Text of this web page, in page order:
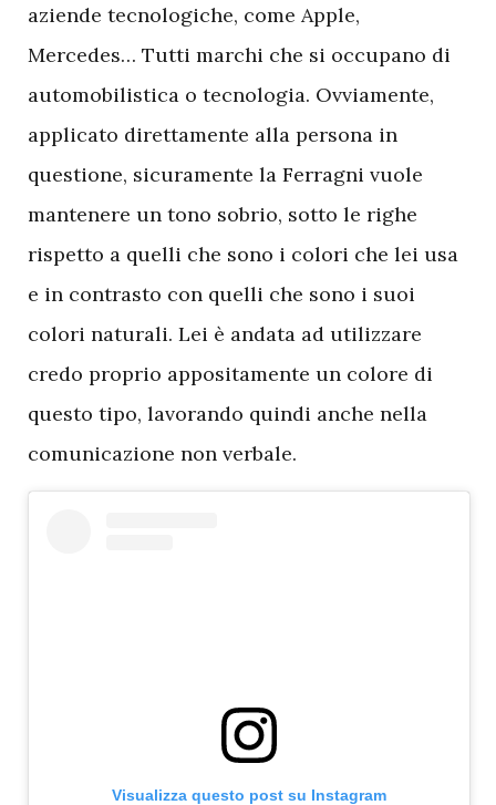
aziende tecnologiche, come Apple,
Mercedes… Tutti marchi che si occupano di
automobilistica o tecnologia. Ovviamente,
applicato direttamente alla persona in
questione, sicuramente la Ferragni vuole
mantenere un tono sobrio, sotto le righe
rispetto a quelli che sono i colori che lei usa
e in contrasto con quelli che sono i suoi
colori naturali. Lei è andata ad utilizzare
credo proprio appositamente un colore di
questo tipo, lavorando quindi anche nella
comunicazione non verbale.
Visualizza questo post su Instagram